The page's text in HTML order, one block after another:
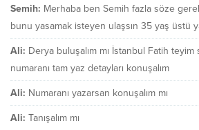
Semih: Merhaba ben Semih fazla söze
bunu yasamak isteyen ulaşsın 35 yaş üstü
Ali: Derya buluşalım mı İstanbul Fatih teyim
numaranı tam yaz detayları konuşalım
Ali: Numaranı yazarsan konuşalım mı
Ali: Tanışalım mı